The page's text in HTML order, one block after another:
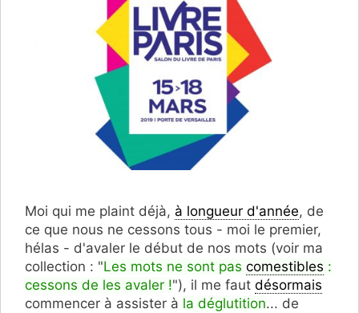
Moi qui me plaint déjà, à longueur d'année, de
ce que nous ne cessons tous - moi le premier,
hélas - d'avaler le début de nos mots (voir ma
collection : "Les mots ne sont pas comestibles :
cessons de les avaler !"), il me faut désormais
commencer à assister à la déglutition... de